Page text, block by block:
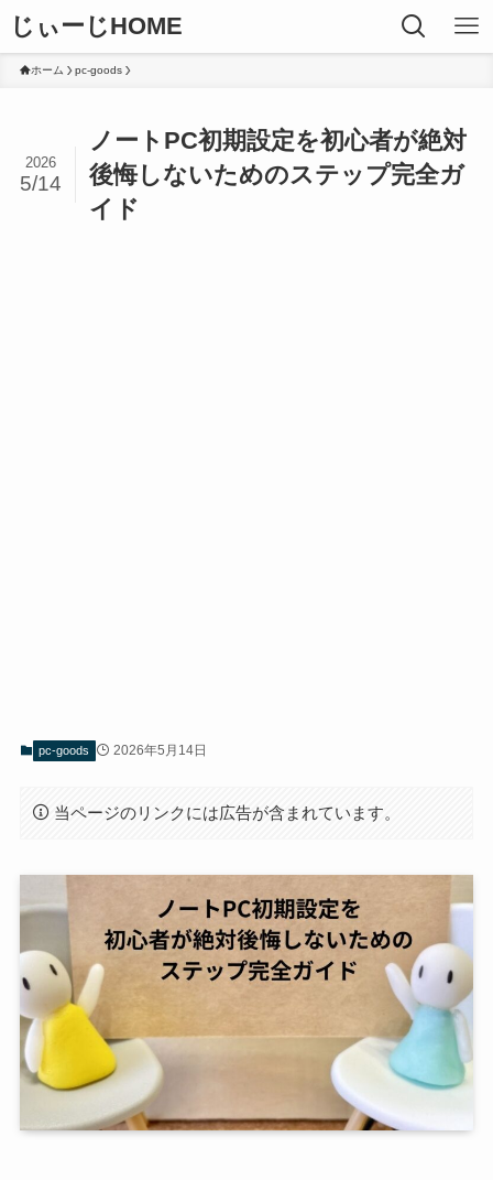
じぃーじHOME
ホーム pc-goods
ノートPC初期設定を初心者が絶対
後悔しないためのステップ完全ガ
イド
2026
5/14
pc-goods 2026年5月14日
当ページのリンクには広告が含まれています。